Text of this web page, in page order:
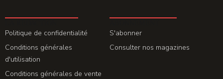
Politique de confidentialité
Conditions générales
d'utilisation
Conditions générales de vente
S'abonner
Consulter nos magazines